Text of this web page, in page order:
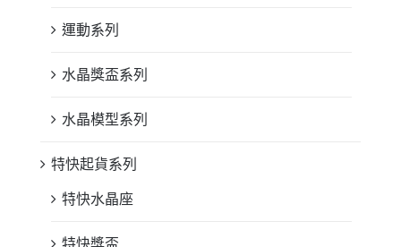
運動系列
水晶獎盃系列
水晶模型系列
特快起貨系列
特快水晶座